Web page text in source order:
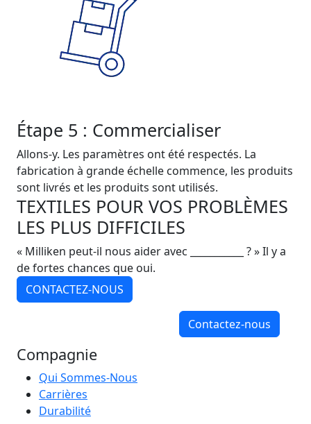
Étape 5 : Commercialiser
Allons-y. Les paramètres ont été respectés. La
fabrication à grande échelle commence, les produits
sont livrés et les produits sont utilisés.
TEXTILES POUR VOS PROBLÈMES
LES PLUS DIFFICILES
« Milliken peut-il nous aider avec ___________ ? » Il y a
de fortes chances que oui.
CONTACTEZ-NOUS
Contactez-nous
Compagnie
Qui Sommes-Nous
Carrières
Durabilité